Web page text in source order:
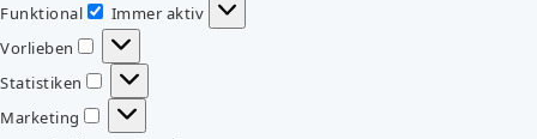
Funktional
Funktional
Immer aktiv
Vorlieben
Vorlieben
Statistiken
Statistiken
Marketing
Marketing